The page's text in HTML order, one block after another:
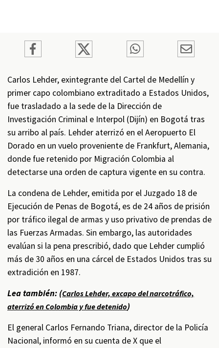
Carlos Lehder, exintegrante del Cartel de Medellín y
primer capo colombiano extraditado a Estados Unidos,
fue trasladado a la sede de la Dirección de
Investigación Criminal e Interpol (Dijín) en Bogotá tras
su arribo al país. Lehder aterrizó en el Aeropuerto El
Dorado en un vuelo proveniente de Frankfurt, Alemania,
donde fue retenido por Migración Colombia al
detectarse una orden de captura vigente en su contra.
La condena de Lehder, emitida por el Juzgado 18 de
Ejecución de Penas de Bogotá, es de 24 años de prisión
por tráfico ilegal de armas y uso privativo de prendas de
las Fuerzas Armadas. Sin embargo, las autoridades
evalúan si la pena prescribió, dado que Lehder cumplió
más de 30 años en una cárcel de Estados Unidos tras su
extradición en 1987.
Lea también: (Carlos Lehder, excapo del narcotráfico,
aterrizó en Colombia y fue detenido)
El general Carlos Fernando Triana, director de la Policía
Nacional, informó en su cuenta de X que el